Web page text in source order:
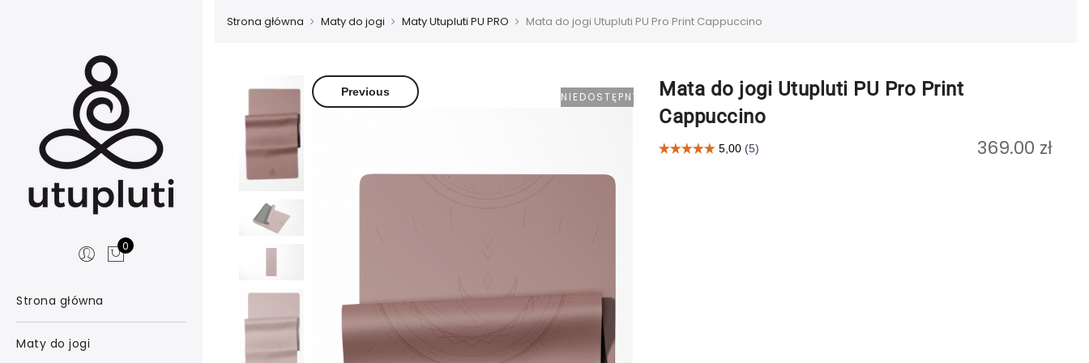
0
Strona główna
Maty do jogi
Strona główna Maty do jogi Maty Utupluti PU PRO Mata do jogi Utupluti PU Pro Print Cappuccino
NIEDOSTĘPNY
Previous
Mata do jogi Utupluti PU Pro Print
Cappuccino
369.00 zł